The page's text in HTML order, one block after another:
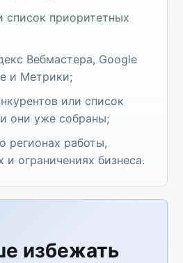
список приоритетных
Вебмастера, Google
и Метрики;
или список
они уже собраны;
регионах работы,
и ограничениях бизнеса.
избежать